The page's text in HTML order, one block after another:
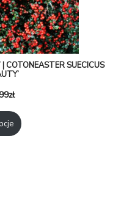
COTONEASTER SUECICUS
zł